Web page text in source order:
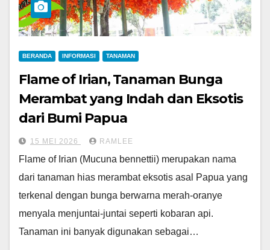
BERANDA INFORMASI TANAMAN
Flame of Irian, Tanaman Bunga
Merambat yang Indah dan Eksotis
dari Bumi Papua
15 MEI 2026 RAMLEE
Flame of Irian (Mucuna bennettii) merupakan nama
dari tanaman hias merambat eksotis asal Papua yang
terkenal dengan bunga berwarna merah-oranye
menyala menjuntai-juntai seperti kobaran api.
Tanaman ini banyak digunakan sebagai…